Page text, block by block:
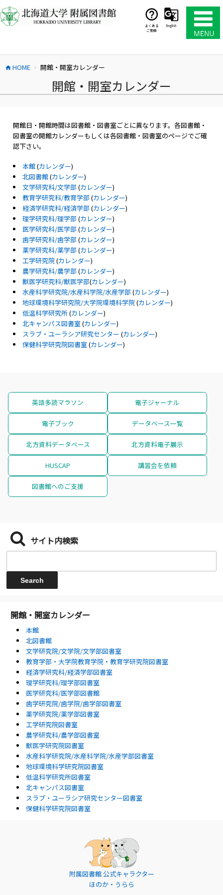
ン
テ
ス
よくある
ご質問
English
home HOME chevron_right 開館・開室カレンダー
開館・開室カレンダー
開館日・開館時間は図書館・図書室ごとに異なります。各図書館・
図書室の開館カレンダーもしくは各図書館・図書室のページでご確
認下さい。
本館(カレンダー)
北図書館(カレンダー)
文学研究科/文学部 (カレンダー)
教育学研究科/教育学部 (カレンダー)
経済学研究科/経済学部 (カレンダー)
理学研究科/理学部 (カレンダー)
医学研究科/医学部 (カレンダー)
歯学研究科/歯学部 (カレンダー)
薬学研究科/薬学部 (カレンダー)
工学研究院(カレンダー)
農学研究科/農学部 (カレンダー)
獣医学研究科/獣医学部(カレンダー)
水産科学研究院/水産科学院/水産学部 (カレンダー)
地球環境科学研究院/大学院環境科学院(カレンダー)
低温科学研究所(カレンダー)
北キャンパス図書室(カレンダー)
スラブ・ユーラシア研究センター (カレンダー)
保健科学研究院図書室(カレンダー)
英語多読マラソン 電子ジャーナル
電子ブック データベース一覧
北方資料データベース 北方資料電子展示
HUSCAP 講習会を依頼
図書館へのご支援
サイト内検索
開館・開室カレンダー
本館
北図書館
文学研究院/文学院/文学部図書室
教育学部・大学院教育学院・教育学研究院図書室
経済学研究科/経済学部図書室
理学研究科/理学部図書室
医学研究科/医学部図書館
歯学研究院/歯学院/歯学部図書室
薬学研究院/薬学部図書室
工学研究院図書室
農学研究科/農学部図書室
獣医学研究院図書室
水産科学研究院/水産科学院/水産学部図書室
地球環境科学研究院図書室
低温科学研究所図書室
北キャンパス図書室
スラブ・ユーラシア研究センター図書室
保健科学研究院図書室
附属図書館 公式キャラクター
ほのか・うらら